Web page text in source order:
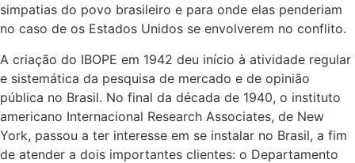
simpatias do povo brasileiro e para onde elas penderiam
no caso de os Estados Unidos se envolverem no conflito.
A criação do IBOPE em 1942 deu início à atividade regular
e sistemática da pesquisa de mercado e de opinião
pública no Brasil. No final da década de 1940, o instituto
americano Internacional Research Associates, de New
York, passou a ter interesse em se instalar no Brasil, a fim
de atender a dois importantes clientes: o Departamento